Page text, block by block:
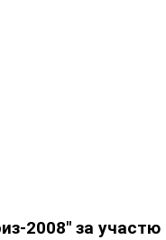
2008" за участю